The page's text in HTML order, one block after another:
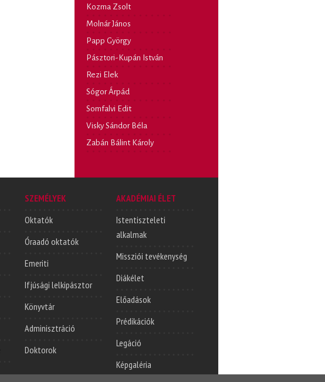
Kozma Zsolt
Molnár János
Papp György
Pásztori-Kupán István
Rezi Elek
Sógor Árpád
Somfalvi Edit
Visky Sándor Béla
Zabán Bálint Károly
SZEMÉLYEK
Oktatók
Óraadó oktatók
Emeriti
Ifjúsági lelkipásztor
Könyvtár
Adminisztráció
Doktorok
AKADÉMIAI ÉLET
Istentiszteleti
alkalmak
Missziói tevékenység
Diákélet
Előadások
Prédikációk
Legáció
Képgaléria